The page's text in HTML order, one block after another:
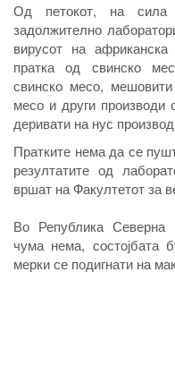
Од петокот, на
задолжително
вирусот на
пратка од свинско
свинско месо,
месо и други
деривати на нус
Пратките нема да се
резултатите од
вршат на Факултетот за
Во Република Северна
чума нема, состојбата
мерки се подигнати на